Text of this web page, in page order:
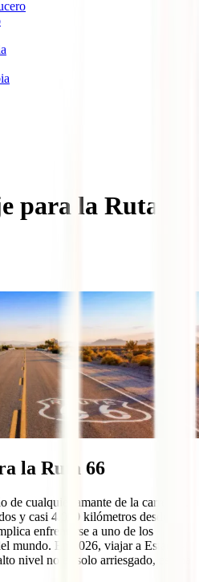
para la Ruta 66
la Ruta 66
de cualquier amante de la carretera.
y casi 4.000 kilómetros desde
enfrentarse a uno de los
mundo. En 2026, viajar a Estados
nivel no es solo arriesgado, es una